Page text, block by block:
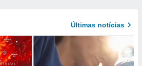
Últimas notícias